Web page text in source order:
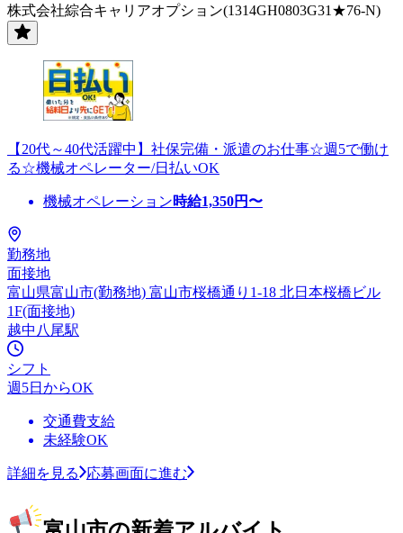
株式会社綜合キャリアオプション(1314GH0803G31★76-N)
【20代～40代活躍中】社保完備・派遣のお仕事☆週5で働け
る☆機械オペレーター/日払いOK
機械オペレーション時給1,350円〜
勤務地
面接地
富山県富山市(勤務地) 富山市桜橋通り1-18 北日本桜橋ビル
1F(面接地)
越中八尾駅
シフト
週5日からOK
交通費支給
未経験OK
詳細を見る 応募画面に進む